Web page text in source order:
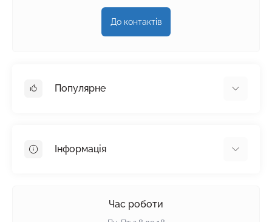
До контактів
Популярне
Пінопласт
Інформація
Час роботи